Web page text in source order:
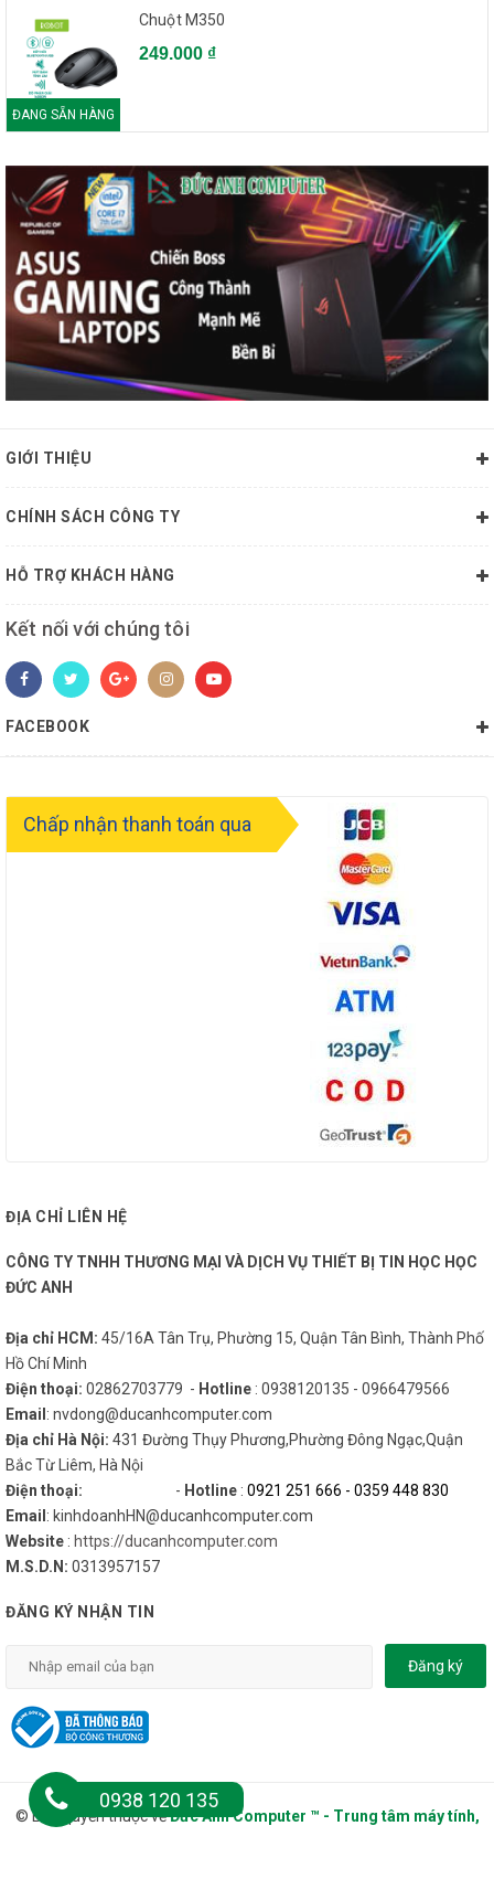
ĐANG SẴN HÀNG
Chuột M350
249.000 ₫
GIỚI THIỆU
CHÍNH SÁCH CÔNG TY
HỖ TRỢ KHÁCH HÀNG
Kết nối với chúng tôi
FACEBOOK
Chấp nhận thanh toán qua
ĐỊA CHỈ LIÊN HỆ
CÔNG TY TNHH THƯƠNG MẠI VÀ DỊCH VỤ THIẾT BỊ TIN HỌC HỌC
ĐỨC ANH
Địa chỉ HCM: 45/16A Tân Trụ, Phường 15, Quận Tân Bình, Thành Phố
Hồ Chí Minh
Điện thoại: 02862703779 - Hotline : 0938120135 - 0966479566
Email : nvdong@ducanhcomputer.com
Địa chỉ Hà Nội: 431 Đường Thụy Phương,Phường Đông Ngạc,Quận
Bắc Từ Liêm, Hà Nội
Điện thoại: - Hotline : 0921 251 666 - 0359 448 830
Email : kinhdoanhHN@ducanhcomputer.com
Website : https://ducanhcomputer.com
M.S.D.N: 0313957157
ĐĂNG KÝ NHẬN TIN
Đăng ký
© Bản quyền thuộc vềĐức Anh Computer ™ - Trung tâm máy tính,
0938 120 135